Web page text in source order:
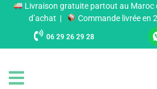
Livraison gratuite partout au Maroc
d’achat |
Commande livrée en
06 29 26 29 28